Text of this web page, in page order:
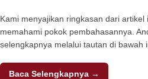
Kami menyajikan ringkasan dari
memahami pokok pembahasannya.
selengkapnya melalui tautan di bawah
Baca Selengkapnya →